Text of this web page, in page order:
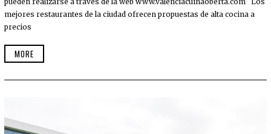
Z
mejores restaurantes de la ciudad ofrecen propuestas de alta cocina a
precios
MORE